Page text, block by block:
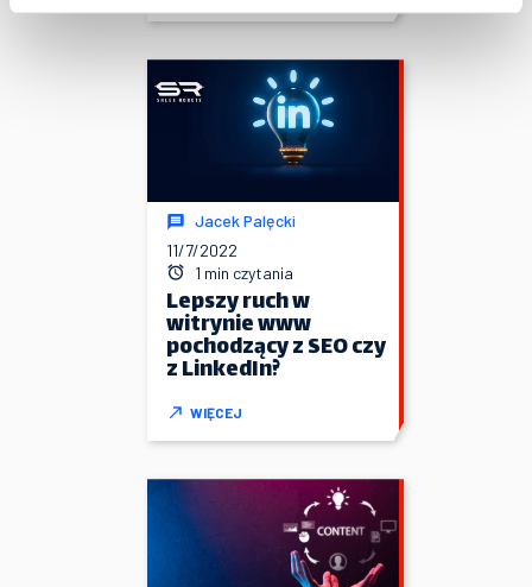
Jacek Palęcki
11/7/2022
1 min czytania
Lepszy ruch w
witrynie www
pochodzący z SEO czy
z LinkedIn?
WIĘCEJ